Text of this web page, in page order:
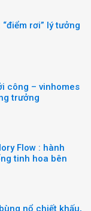
rơi” lý tưởng
công – vinhomes
trưởng
Flow : hành
tinh hoa bên